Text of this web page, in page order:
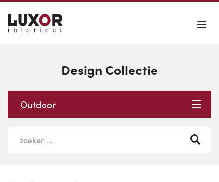
Design Collectie
Outdoor